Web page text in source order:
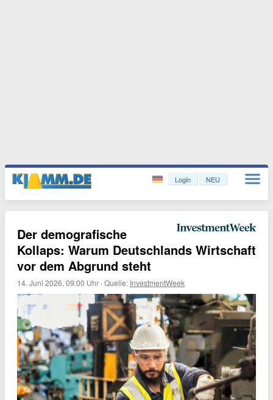
Login NEU
Der demografische
Kollaps: Warum Deutschlands Wirtschaft
vor dem Abgrund steht
14. Juni 2026, 09:00 Uhr ·Quelle: InvestmentWeek